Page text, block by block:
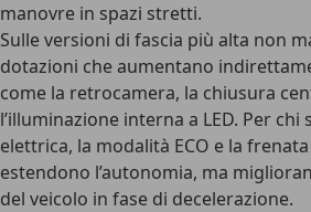
manovre in spazi stretti.
Sulle versioni di fascia più alta non
dotazioni che aumentano
come la retrocamera, la chiusura
l’illuminazione interna a LED. Per chi
elettrica, la modalità ECO e la
estendono l’autonomia, ma
del veicolo in fase di decelerazione.